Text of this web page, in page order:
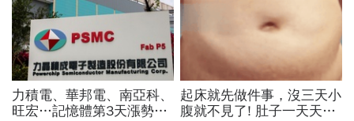
力積電、華邦電、南亞科、
旺宏…記憶體第3天漲勢繼
起床就先做件事，沒三天小
腹就不見了! 肚子一天天變